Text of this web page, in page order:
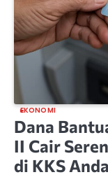
EKONOMI
Dana
II Cair
di KKS Anda